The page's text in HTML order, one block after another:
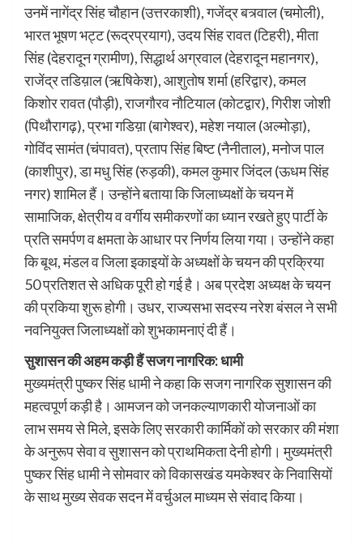
उनमें नागेंद्र सिंह चौहान (उत्तरकाशी), गजेंद्र बत्र्वाल (चमोली),
भारत भूषण भट्ट (रूद्रप्रयाग), उदय सिंह रावत (टिहरी), मीता
सिंह (देहरादून ग्रामीण), सिद्धार्थ अग्रवाल (देहरादून महानगर),
राजेंद्र तडिय़ाल (ऋषिकेश), आशुतोष शर्मा (हरिद्वार), कमल
किशोर रावत (पौड़ी), राजगौरव नौटियाल (कोटद्वार), गिरीश जोशी
(पिथौरागढ़), प्रभा गडिय़ा (बागेश्वर), महेश नयाल (अल्मोड़ा),
गोविंद सामंत (चंपावत), प्रताप सिंह बिष्ट (नैनीताल), मनोज पाल
(काशीपुर), डा मधु सिंह (रुड़की), कमल कुमार जिंदल (ऊधम सिंह
नगर) शामिल हैं। उन्होंने बताया कि जिलाध्यक्षों के चयन में
सामाजिक, क्षेत्रीय व वर्गीय समीकरणों का ध्यान रखते हुए पार्टी के
प्रति समर्पण व क्षमता के आधार पर निर्णय लिया गया। उन्होंने कहा
कि बूथ, मंडल व जिला इकाइयों के अध्यक्षों के चयन की प्रक्रिया
50 प्रतिशत से अधिक पूरी हो गई है। अब प्रदेश अध्यक्ष के चयन
की प्रकिया शुरू होगी। उधर, राज्यसभा सदस्य नरेश बंसल ने सभी
नवनियुक्त जिलाध्यक्षों को शुभकामनाएं दी हैं।
सुशासन की अहम कड़ी हैं सजग नागरिक: धामी
मुख्यमंत्री पुष्कर सिंह धामी ने कहा कि सजग नागरिक सुशासन की
महत्वपूर्ण कड़ी है। आमजन को जनकल्याणकारी योजनाओं का
लाभ समय से मिले, इसके लिए सरकारी कार्मिकों को सरकार की मंशा
के अनुरूप सेवा व सुशासन को प्राथमिकता देनी होगी। मुख्यमंत्री
पुष्कर सिंह धामी ने सोमवार को विकासखंड यमकेश्वर के निवासियों
के साथ मुख्य सेवक सदन में वर्चुअल माध्यम से संवाद किया।